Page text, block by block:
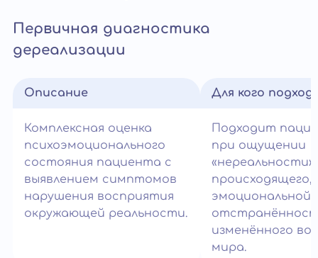
Первичная диагностика
дереализации
Описание
Комплексная оценка
психоэмоционального
состояния пациента с
выявлением симптомов
нарушения восприятия
окружающей реальности.
Для кого
Подходит
при ощущении
«нереальности»
происходящего,
эмоциональной
изменённого
мира.